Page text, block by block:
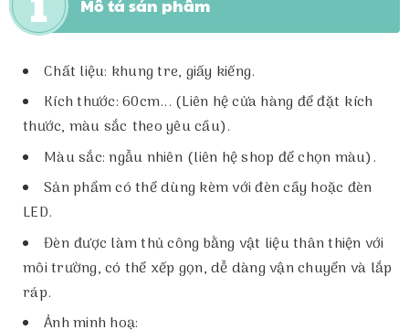
Mô tả sản phẩm
Chất liệu: khung tre, giấy kiếng.
Kích thước: 60cm... (Liên hệ cửa hàng để đặt kích
thước, màu sắc theo yêu cầu).
Màu sắc: ngẫu nhiên (liên hệ shop để chọn màu).
Sản phẩm có thể dùng kèm với đèn cầy hoặc đèn
LED.
Đèn được làm thủ công bằng vật liệu thân thiện với
môi trường, có thể xếp gọn, dễ dàng vận chuyển và lắp
ráp.
Ảnh minh hoạ: